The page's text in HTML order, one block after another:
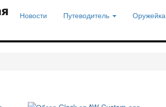
Новости Путеводитель Оружейка